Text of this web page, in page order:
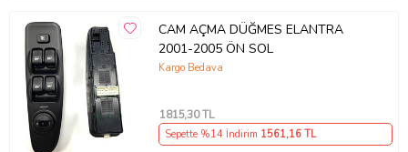
CAM AÇMA DÜĞMES ELANTRA
2001-2005 ÖN SOL
Kargo Bedava
1815,30 TL
Sepette %14 İndirim 1561,16 TL